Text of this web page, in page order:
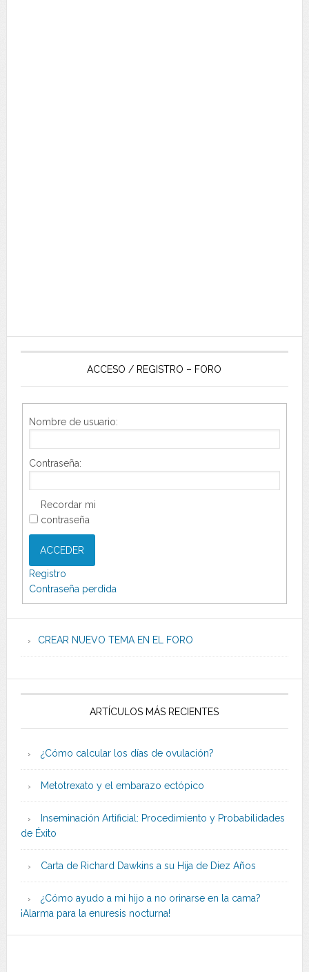
ACCESO / REGISTRO – FORO
Nombre de usuario:
Contraseña:
Recordar mi
contraseña
ACCEDER
Registro
Contraseña perdida
CREAR NUEVO TEMA EN EL FORO
ARTÍCULOS MÁS RECIENTES
¿Cómo calcular los días de ovulación?
Metotrexato y el embarazo ectópico
Inseminación Artificial: Procedimiento y Probabilidades
de Éxito
Carta de Richard Dawkins a su Hija de Diez Años
¿Cómo ayudo a mi hijo a no orinarse en la cama?
¡Alarma para la enuresis nocturna!